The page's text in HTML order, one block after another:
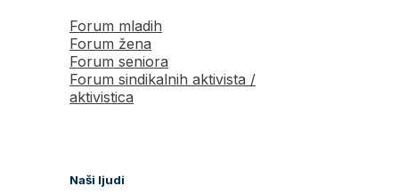
Forum mladih
Forum žena
Forum seniora
Forum sindikalnih aktivista /
aktivistica
Naši ljudi